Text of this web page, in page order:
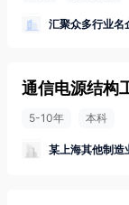
汇聚众多行业名
通信电源结构
5-10年 本科
某上海其他制造